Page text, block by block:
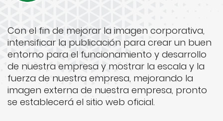
Con el fin de mejorar la imagen corporativa,
intensificar la publicación para crear un buen
entorno para el funcionamiento y desarrollo
de nuestra empresa y mostrar la escala y la
fuerza de nuestra empresa, mejorando la
imagen externa de nuestra empresa, pronto
se establecerá el sitio web oficial.